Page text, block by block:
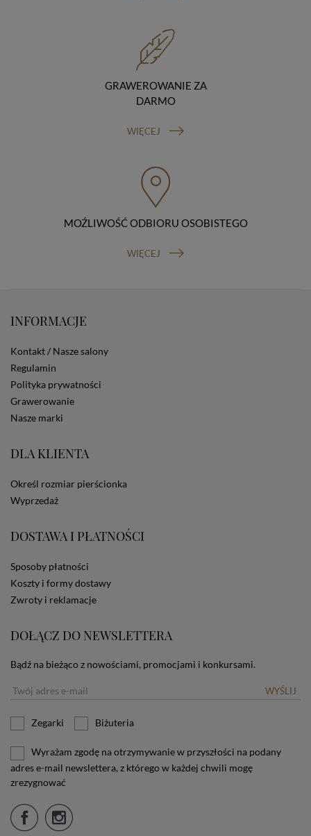
otrzymania ich kopii, prawo do sprostowania
(poprawiania) swoich danych, prawo do usunięcia
danych (jeżeli Twoim zdaniem nie ma podstaw do tego,
abyśmy przetwarzali Twoje dane, możesz zażądać,
abyśmy je usunęli), prawo do ograniczenia
przetwarzania danych (możesz zażądać, abyśmy
ograniczyli przetwarzanie Twoich danych osobowych
uzgodnionych z Tobą działań, jeżeli Twoim zdaniem
sprzeciwu wobec przetwarzania danych, prawo do
przenoszenia danych, prawo do wniesienia skargi do
organu nadzorczego (Prezesa Urzędu Ochrony Danych
Osobowych, ul. Stawki 2, 00-193 Warszawa) oraz
prawo do cofnięcia zgody na przetwarzanie danych
przetwarzanie danych w dowolnym momencie;
Informacja o dobrowolności podania danych
nie podasz danych, nie będziesz mógł przeglądać
zawartości naszej strony
Zautomatyzowane podejmowanie decyzji
Na stronie Sklepu są wykorzystywane pliki cookies.
Stosowane są one w celach zapewnienia maksymalnej
wygody wszystkich użytkowników (w tym Kupujących)
anonimowych danych dla celów reklamowych i
portale społecznościowe, np. Facebook). Korzystanie
dotyczących cookies oznacza, że będą one
użytkownika. Jeżeli użytkownik nie wyraża zgody na
informacji o plikach cookies.
GRAWEROWANIE ZA
DARMO
WIĘCEJ
MOŹLIWOŚĆ ODBIORU OSOBISTEGO
WIĘCEJ
INFORMACJE
Kontakt / Nasze salony
Regulamin
Polityka prywatności
Grawerowanie
Nasze marki
DLA KLIENTA
Określ rozmiar pierścionka
Wyprzedaż
DOSTAWA I PŁATNOŚCI
Sposoby płatności
Koszty i formy dostawy
Zwroty i reklamacje
DOŁĄCZ DO NEWSLETTERA
Bądź na bieżąco z nowościami, promocjami i konkursami.
WYŚLIJ
Zegarki Biżuteria
Wyrażam zgodę na otrzymywanie w przyszłości na podany
adres e-mail newslettera, z którego w każdej chwili mogę
zrezygnować